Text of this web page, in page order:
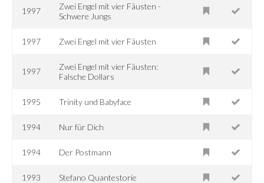
1997
Zwei Engel mit vier Fäusten -
Schwere Jungs
1997 Zwei Engel mit vier Fäusten
1997
Zwei Engel mit vier Fäusten:
Falsche Dollars
1995 Trinity und Babyface
1994 Nur für Dich
1994 Der Postmann
1993 Stefano Quantestorie